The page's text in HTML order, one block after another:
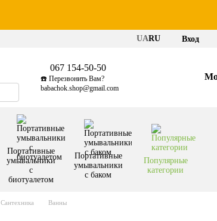
UARU Вход
067 154-50-50
☎️ Перезвонить Вам?
babachok.shop@gmail.com
Портативные
умывальники
с
биотуалетом
Портативные
умывальники
с баком
Популярные
категории
Сантехника
Ванны